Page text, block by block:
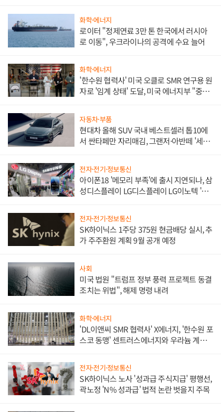
화학·에너지
로이터 "정제연료 3만 톤 한국에서 러시아
로 이동", 우크라이나의 공격에 수요 늘어
화학·에너지
'한수원 협력사' 미국 오클로 SMR 연구용 원
자로 '임계 상태' 도달, 미국 에너지부 "중요
자동차·부품
현대차 올해 SUV 국내 베스트셀러 톱10에
서 싼타페만 자리매김, 그랜저·아반떼 '세단
전자·전기·정보통신
아이폰18 '메모리 부족'에 출시 지연되나, 삼
성디스플레이 LG디스플레이 LG이노텍 '탈
전자·전기·정보통신
SK하이닉스 1주당 375원 현금배당 실시, 추
가 주주환원 계획 9월 공개 예정
사회
미국 법원 "트럼프 정부 풍력 프로젝트 동결
조치는 위법", 해제 명령 내려
화학·에너지
'DL이앤씨 SMR 협력사' X에너지, '한수원 포
스코 동맹' 센트러스에너지와 우라늄 계약
전자·전기·정보통신
SK하이닉스 노사 '성과급 주식지급' 평행선,
곽노정 'N% 성과급' 법적 논란 벗을지 주목